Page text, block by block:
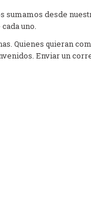
sumamos desde
uno.
Quienes quieran
Enviar un